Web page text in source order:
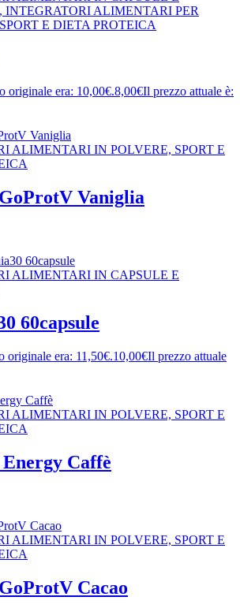
INTEGRATORI ALIMENTARI PER
E DIETA PROTEICA
originale era: 10,00€.8,00€Il prezzo attuale è:
ALIMENTARI IN POLVERE, SPORT E
Vaniglia
ALIMENTARI IN CAPSULE E
60capsule
originale era: 11,50€.10,00€Il prezzo attuale
ALIMENTARI IN POLVERE, SPORT E
Caffè
ALIMENTARI IN POLVERE, SPORT E
Cacao